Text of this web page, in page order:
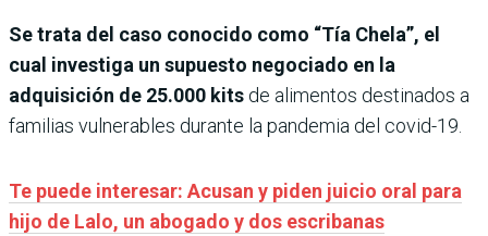
Se trata del caso conocido como “Tía Chela”, el
cual investiga un supuesto negociado en la
adquisición de 25.000 kits de alimentos destinados a
familias vulnerables durante la pandemia del covid-19.
Te puede interesar: Acusan y piden juicio oral para
hijo de Lalo, un abogado y dos escribanas